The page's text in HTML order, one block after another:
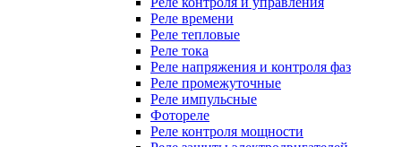
Реле времени
Реле тепловые
Реле тока
Реле напряжения и контроля фаз
Реле промежуточные
Реле импульсные
Фотореле
Реле контроля мощности